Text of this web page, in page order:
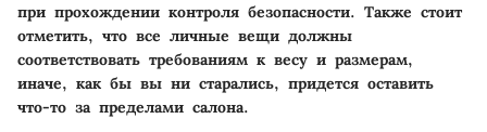
при прохождении контроля безопасности. Также стоит
отметить, что все личные вещи должны
соответствовать требованиям к весу и размерам,
иначе, как бы вы ни старались, придется оставить
что-то за пределами салона.